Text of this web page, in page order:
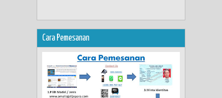
Cara Pemesanan